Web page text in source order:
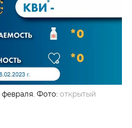
февраля. Фото:открытый